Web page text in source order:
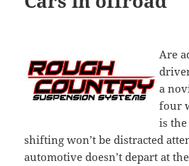
Are
a
four
is the
shifting won’t be distracted
automotive doesn’t depart at